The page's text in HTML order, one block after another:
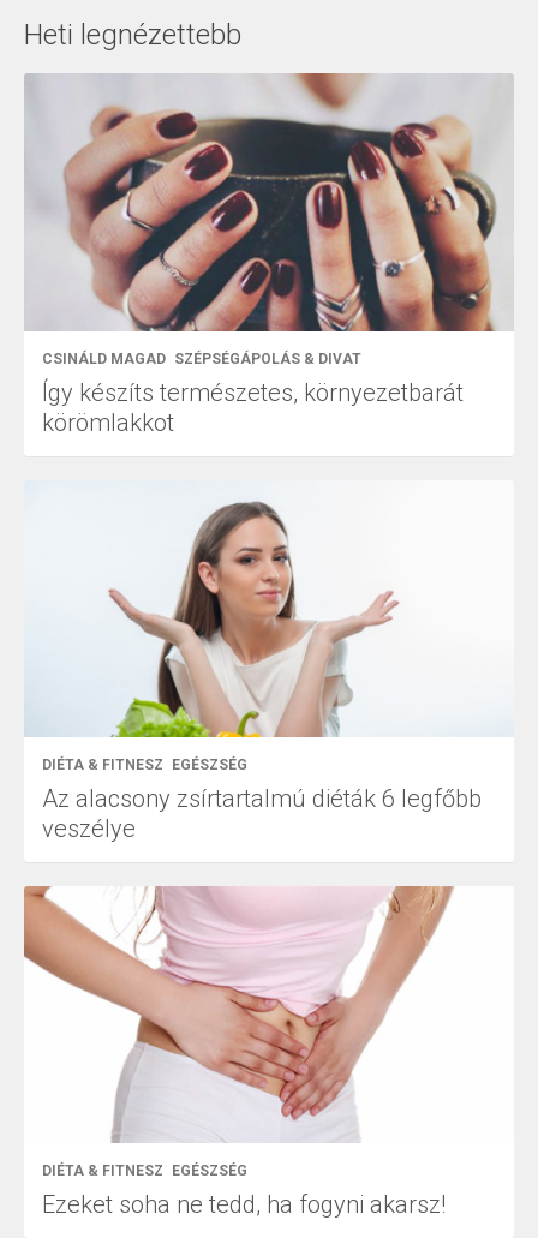
Heti legnézettebb
CSINÁLD MAGAD SZÉPSÉGÁPOLÁS & DIVAT
Így készíts természetes, környezetbarát
körömlakkot
DIÉTA & FITNESZ EGÉSZSÉG
Az alacsony zsírtartalmú diéták 6 legfőbb
veszélye
DIÉTA & FITNESZ EGÉSZSÉG
Ezeket soha ne tedd, ha fogyni akarsz!